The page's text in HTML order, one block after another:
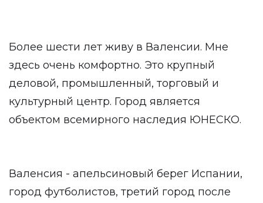
Более шести лет живу в Валенсии. Мне
здесь очень комфортно. Это крупный
деловой, промышленный, торговый и
культурный центр. Город является
объектом всемирного наследия ЮНЕСКО.
Валенсия - апельсиновый берег Испании,
город футболистов, третий город после